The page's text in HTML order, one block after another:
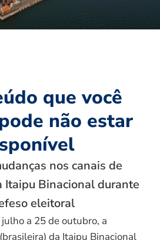
que você
não estar
nos canais de
Itaipu Binacional durante
eleitoral
a 25 de outubro, a
da Itaipu Binacional